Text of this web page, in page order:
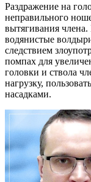
Раздражение на
неправильного
вытягивания
водянистые
следствием
помпах для
головки и ствола
нагрузку,
насадками.